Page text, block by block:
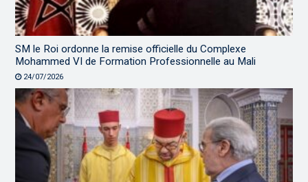
SM le Roi ordonne la remise officielle du Complexe
Mohammed VI de Formation Professionnelle au Mali
24/07/2026